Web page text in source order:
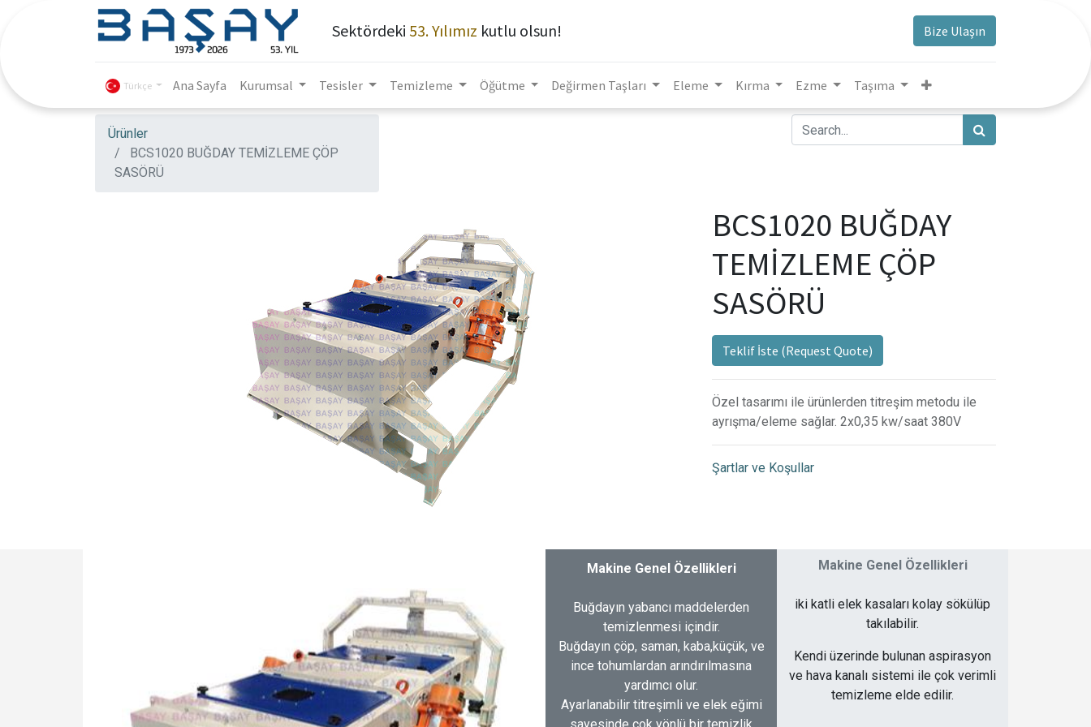
Sektördeki 53. Yılımız kutlu olsun! Bize Ulaşın
Türkçe Ana Sayfa Kurumsal Tesisler Temizleme Öğütme Değirmen Taşları Eleme Kırma Ezme Taşıma
Ürünler
BCS1020 BUĞDAY TEMİZLEME ÇÖP
SASÖRÜ
BCS1020 BUĞDAY
TEMİZLEME ÇÖP
SASÖRÜ
Teklif İste (Request Quote)
Özel tasarımı ile ürünlerden titreşim metodu ile
ayrışma/eleme sağlar. 2x0,35 kw/saat 380V
Şartlar ve Koşullar
Makine Genel Özellikleri
Buğdayın yabancı maddelerden
temizlenmesi içindir.
Buğdayın çöp, saman, kaba,küçük, ve
ince tohumlardan arındırılmasına
yardımcı olur.
Ayarlanabilir titreşimli ve elek eğimi
Makine Genel Özellikleri
iki katli elek kasaları kolay sökülüp
takılabilir.
Kendi üzerinde bulunan aspirasyon
ve hava kanalı sistemi ile çok verimli
temizleme elde edilir.